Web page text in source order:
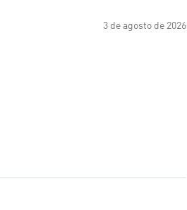
3 de agosto de 2026